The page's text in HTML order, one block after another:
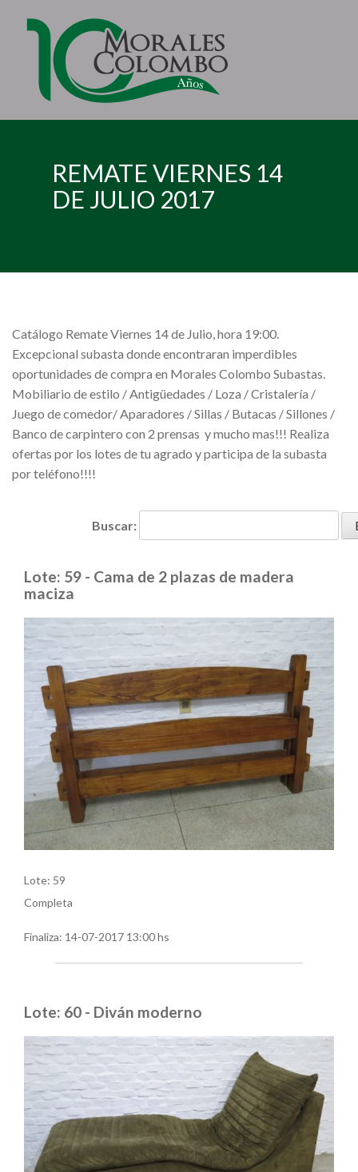
REMATE VIERNES 14
DE JULIO 2017
Catálogo Remate Viernes 14 de Julio, hora 19:00.
Excepcional subasta donde encontraran imperdibles
oportunidades de compra en Morales Colombo Subastas.
Mobiliario de estilo / Antigüedades / Loza / Cristalería /
Juego de comedor/ Aparadores / Sillas / Butacas / Sillones /
Banco de carpintero con 2 prensas y mucho mas!!! Realiza
ofertas por los lotes de tu agrado y participa de la subasta
por teléfono!!!!
Buscar:
Lote: 59 - Cama de 2 plazas de madera
maciza
Lote: 59
Completa
Finaliza: 14-07-2017 13:00 hs
Lote: 60 - Diván moderno